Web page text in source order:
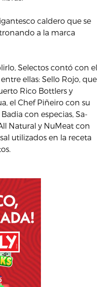
caldero que se
a la marca
Selectos contó con el
ellas: Sello Rojo, que
Rico Bottlers y
el Chef Piñeiro con su
con especias, Sa-
Natural y NuMeat con
utilizados en la receta